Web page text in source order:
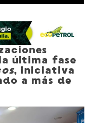
última fase
, iniciativa
a más de